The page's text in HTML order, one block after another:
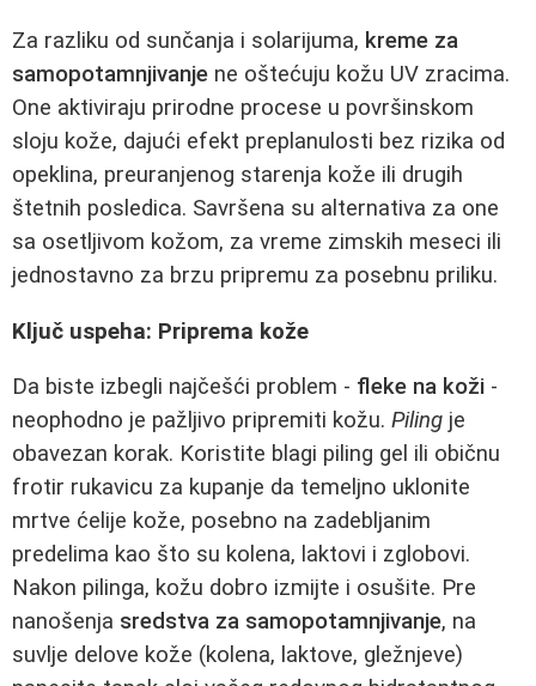
Za razliku od sunčanja i solarijuma, kreme za
samopotamnjivanje ne oštećuju kožu UV zracima.
One aktiviraju prirodne procese u površinskom
sloju kože, dajući efekt preplanulosti bez rizika od
opeklina, preuranjenog starenja kože ili drugih
štetnih posledica. Savršena su alternativa za one
sa osetljivom kožom, za vreme zimskih meseci ili
jednostavno za brzu pripremu za posebnu priliku.
Ključ uspeha: Priprema kože
Da biste izbegli najčešći problem - fleke na koži -
neophodno je pažljivo pripremiti kožu. Piling je
obavezan korak. Koristite blagi piling gel ili običnu
frotir rukavicu za kupanje da temeljno uklonite
mrtve ćelije kože, posebno na zadebljanim
predelima kao što su kolena, laktovi i zglobovi.
Nakon pilinga, kožu dobro izmijte i osušite. Pre
nanošenja sredstva za samopotamnjivanje, na
suvlje delove kože (kolena, laktove, gležnjeve)